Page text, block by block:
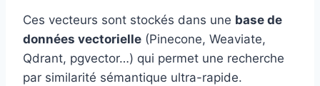
Ces vecteurs sont stockés dans une base de
données vectorielle (Pinecone, Weaviate,
Qdrant, pgvector…) qui permet une recherche
par similarité sémantique ultra-rapide.